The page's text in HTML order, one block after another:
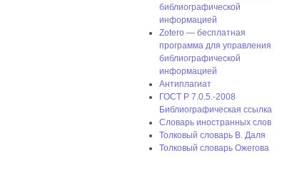
библиографической
информацией
Zotero — бесплатная
программа для управления
библиографической
информацией
Антиплагиат
ГОСТ P 7.0.5.-2008
Библиографическая ссылка
Словарь иностранных слов
Толковый словарь В. Даля
Толковый словарь Ожегова